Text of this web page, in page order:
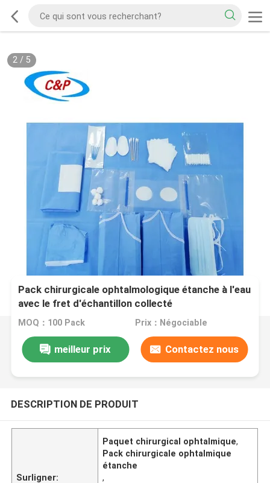
2/ 5
Pack chirurgicale ophtalmologique étanche à l'eau
avec le fret d'échantillon collecté
MOQ：100 Pack Prix：Négociable
meilleur prix Contactez nous
DESCRIPTION DE PRODUIT
Surligner:
Paquet chirurgical ophtalmique,
Pack chirurgicale ophtalmique
étanche
,